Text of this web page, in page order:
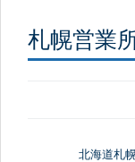
札幌営業
北海道札